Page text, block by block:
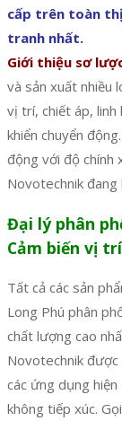
cấp trên toàn
tranh nhất.
Giới thiệu sơ
và sản xuất nhiều
vị trí, chiết áp, linh
khiển chuyển
động với độ chính
Novotechnik đang
Đại lý phân
Cảm biến vị
Tất cả các sản
Long Phú phân
chất lượng cao
Novotechnik
các ứng dụng
không tiếp xúc.